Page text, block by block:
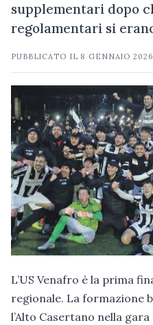
supplementari dopo
regolamentari si
PUBBLICATO IL 8 GENNAIO 2026
L’US Venafro è la prima
regionale. La formazione
l’Alto Casertano nella